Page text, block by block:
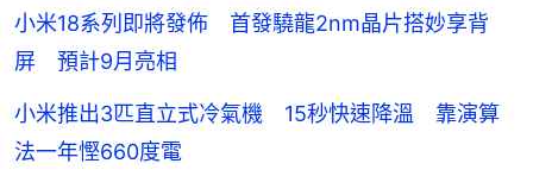
小米18系列即將發佈 首發驍龍2nm晶片搭妙享背
屏 預計9月亮相
小米推出3匹直立式冷氣機 15秒快速降溫 靠演算
法一年慳660度電